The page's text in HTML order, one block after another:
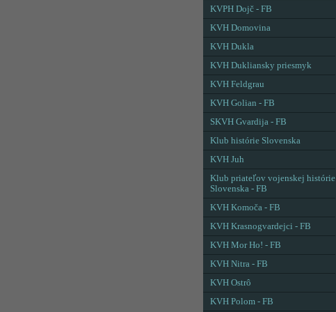
KVPH Dojč - FB
KVH Domovina
KVH Dukla
KVH Dukliansky priesmyk
KVH Feldgrau
KVH Golian - FB
SKVH Gvardija - FB
Klub histórie Slovenska
KVH Juh
Klub priateľov vojenskej histórie
Slovenska - FB
KVH Komoča - FB
KVH Krasnogvardejci - FB
KVH Mor Ho! - FB
KVH Nitra - FB
KVH Ostrô
KVH Polom - FB